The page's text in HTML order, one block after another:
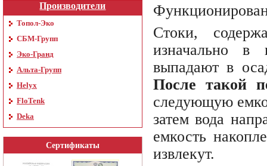
Производители
Топол-Эко
СБМ-Групп
Эко-Гранд
Альта-Групп
Helyx
FloTenk
Deka
Сертификаты
Стоки,
изначально в
выпадают в
После такой
следующую
затем вода
емкость
извлекут.